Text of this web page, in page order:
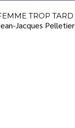
TROP TARD
Jacques Pelletier